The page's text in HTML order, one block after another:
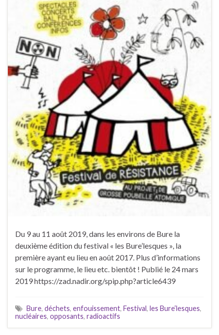
Du 9 au 11 août 2019, dans les environs de Bure la
deuxième édition du festival « les Bure’lesques », la
première ayant eu lieu en août 2017. Plus d’informations
sur le programme, le lieu etc. bientôt ! Publié le 24 mars
2019 https://zad.nadir.org/spip.php?article6439
Bure, déchets, enfouissement, Festival, les Bure’lesques,
nucléaires, opposants, radioactifs